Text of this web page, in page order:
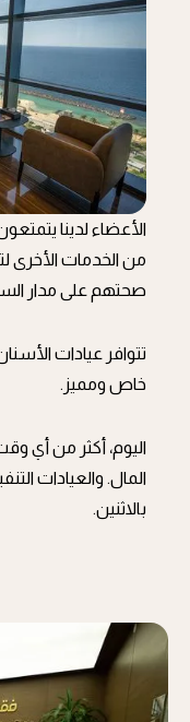
الأعضاء لدينا
من الخدمات الأخرى
صحتهم على مدار
تتوافر عيادات
خاص ومميز.
اليوم، أكثر من أي
المال. والعيادات
بالاثنين.